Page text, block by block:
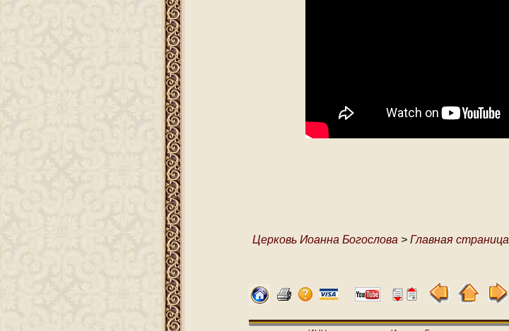
Церковь Иоанна Богослова > Главная страница